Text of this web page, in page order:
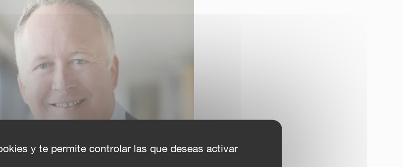
y te permite controlar las que deseas activar